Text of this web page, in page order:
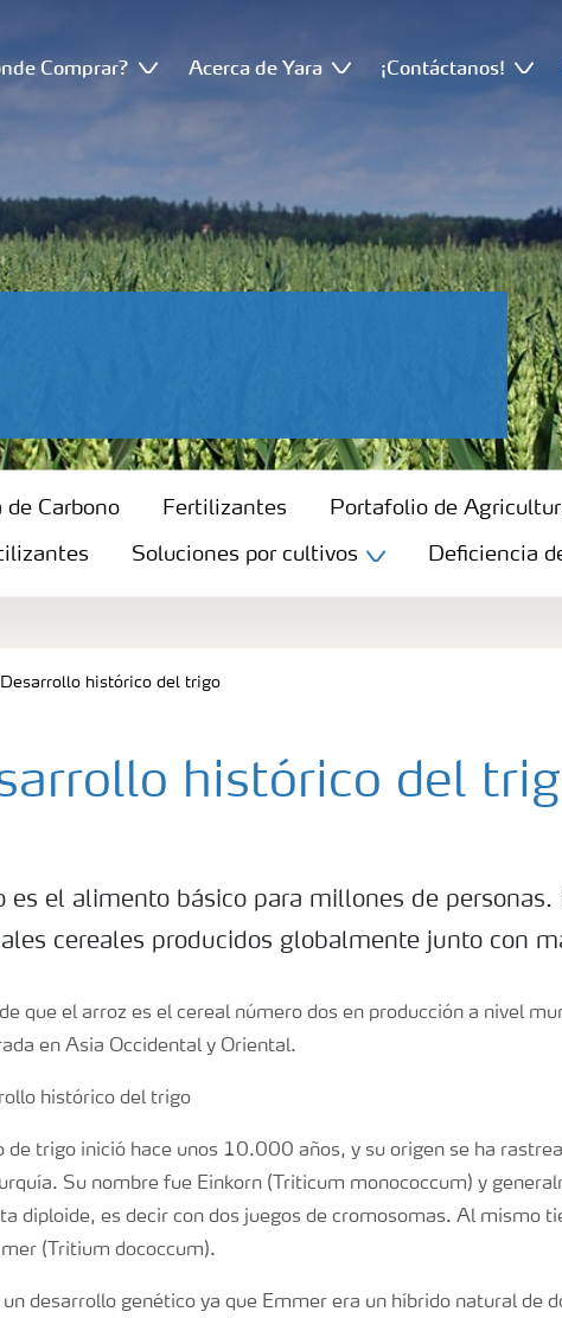
Comprar? Acerca de Yara ¡Contáctanos!
Carbono
Carbono Fertilizantes Portafolio de
Soluciones por cultivos Deficiencia
Desarrollo histórico del trigo
histórico del
es el alimento básico para millones de personas.
cereales producidos globalmente junto con
que el arroz es el cereal número dos en producción a nivel
en Asia Occidental y Oriental.
de trigo inició hace unos 10.000 años, y su origen se ha
Su nombre fue Einkorn (Triticum monococcum) y
diploide, es decir con dos juegos de cromosomas. Al mismo
(Tritium dococcum).
un desarrollo genético ya que Emmer era un híbrido natural de